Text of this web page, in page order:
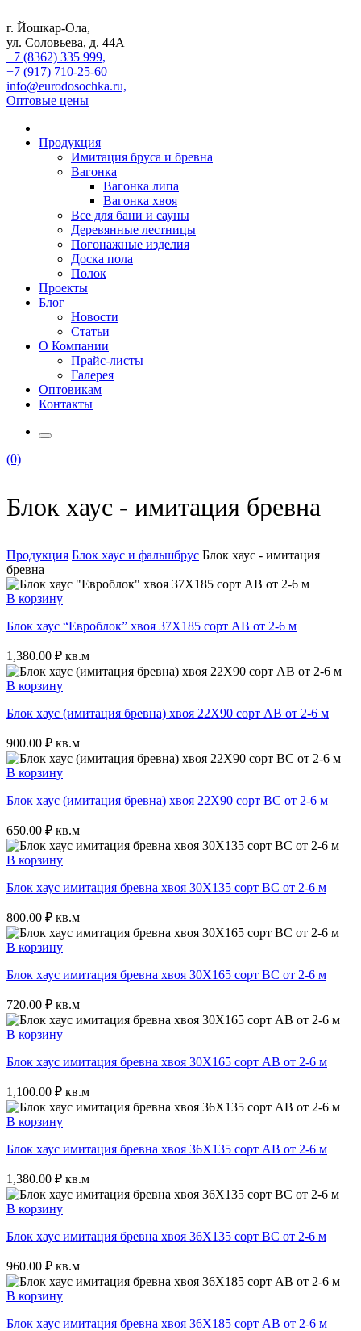
г. Йошкар-Ола,
ул. Соловьева, д. 44А
+7 (8362) 335 999,
+7 (917) 710-25-60
info@eurodosochka.ru,
Оптовые цены
Продукция
Имитация бруса и бревна
Вагонка
Вагонка липа
Вагонка хвоя
Все для бани и сауны
Деревянные лестницы
Погонажные изделия
Доска пола
Полок
Проекты
Блог
Новости
Статьи
О Компании
Прайс-листы
Галерея
Оптовикам
Контакты
(0)
Блок хаус - имитация бревна
Продукция Блок хаус и фальшбрус Блок хаус - имитация
бревна
В корзину
Блок хаус “Евроблок” хвоя 37Х185 сорт АВ от 2-6 м
1,380.00 ₽ кв.м
В корзину
Блок хаус (имитация бревна) хвоя 22Х90 сорт АВ от 2-6 м
900.00 ₽ кв.м
В корзину
Блок хаус (имитация бревна) хвоя 22Х90 сорт ВС от 2-6 м
650.00 ₽ кв.м
В корзину
Блок хаус имитация бревна хвоя 30Х135 сорт BC от 2-6 м
800.00 ₽ кв.м
В корзину
Блок хаус имитация бревна хвоя 30Х165 сорт BC от 2-6 м
720.00 ₽ кв.м
В корзину
Блок хаус имитация бревна хвоя 30Х165 сорт АВ от 2-6 м
1,100.00 ₽ кв.м
В корзину
Блок хаус имитация бревна хвоя 36Х135 сорт АВ от 2-6 м
1,380.00 ₽ кв.м
В корзину
Блок хаус имитация бревна хвоя 36Х135 сорт ВС от 2-6 м
960.00 ₽ кв.м
В корзину
Блок хаус имитация бревна хвоя 36Х185 сорт AB от 2-6 м